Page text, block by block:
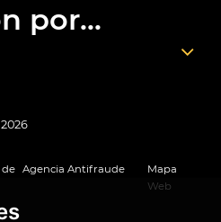
por...
2026
de Agencia Antifraude
Mapa
Web